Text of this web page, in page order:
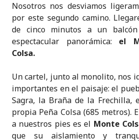
Nosotros nos desviamos
por este segundo camino.
de cinco minutos a un
espectacular panorámica: el
Colsa.
Un cartel, junto al monolito, nos
importantes en el paisaje: el
Sagra, la Braña de la Frechilla,
propia Peña Colsa (685 metros).
a nuestros pies es el Monte
que su aislamiento y